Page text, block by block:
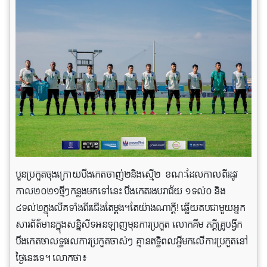
បួន​ប្រកួតចុង​ក្រោយ​បឹង​កេត​ចាញ់២​និង​ស្មើ២ ខណៈដែល​កាល​ពី​រដូវ​
កាល២០២១ថ្មី​ៗកន្លង​មក​ទៅ​នេះ បឹង​កេត​រងបរាជ័យ ១​ទល់​០ និង​
៤ទល់២ក្នុង​លីគ​ទាំងពីរជើងតែម្ដង។តែ​យ៉ាងណាក្ដី! ឆ្លើយតប​ជាមួយអ្នក​
សារព័ត៌មានក្នុងសន្និសីទអនឡាញមុន​ការ​ប្រកួត លោក​គឹម ភក្ដី​គ្រូបង្វឹក​
បឹងកេត​ថា​លទ្ធផល​ការ​ប្រកួតចាស់ៗ គ្មាន​ឥទ្ធិពលអ្វីមក​លើ​ការ​ប្រកួត​នៅ​
ថ្ងៃ​នេះ​ទេ។ លោក​ថា៖